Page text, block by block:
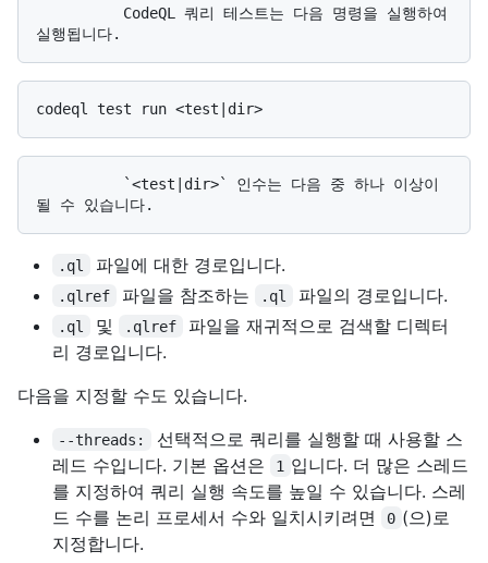
.ql 파일에 대한 경로입니다.
.qlref 파일을 참조하는 .ql 파일의 경로입니다.
.ql 및 .qlref
파일을 재귀적으로 검색할 디렉터
리 경로입니다.
다음을 지정할 수도 있습니다.
--threads:
선택적으로 쿼리를 실행할 때 사용할 스
레드 수입니다. 기본 옵션은
1 입니다. 더 많은 스레드
를 지정하여 쿼리 실행 속도를 높일 수 있습니다. 스레
드 수를 논리 프로세서 수와 일치시키려면
0 (으)로
지정합니다.